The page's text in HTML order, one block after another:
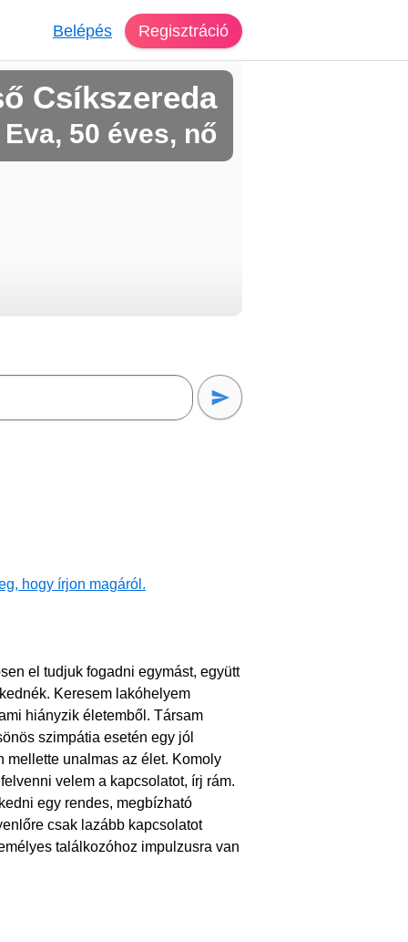
Belépés Regisztráció
Csíkszereda
Eva, 50 éves, nő
hogy írjon magáról.
el tudjuk fogadni egymást, együtt
Keresem lakóhelyem
hiányzik életemből. Társam
szimpátia esetén egy jól
unalmas az élet. Komoly
velem a kapcsolatot, írj rám.
egy rendes, megbízható
csak lazább kapcsolatot
találkozóhoz impulzusra van